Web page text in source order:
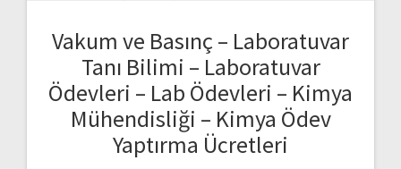
Vakum ve Basınç – Laboratuvar
Tanı Bilimi – Laboratuvar
Ödevleri – Lab Ödevleri – Kimya
Mühendisliği – Kimya Ödev
Yaptırma Ücretleri